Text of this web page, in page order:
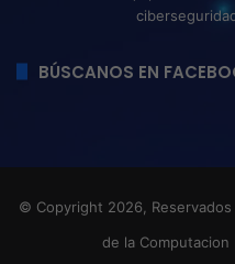
BÚSCANOS EN
© Copyright 2026,
de la Computacion